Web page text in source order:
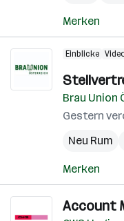
Merken
Einblicke
Brau Union
Gestern
Neu Rum
Merken
Account